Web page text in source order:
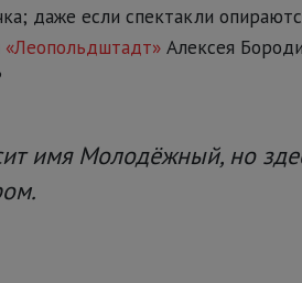
даже если спектакли
«Леопольдштадт»Алексея
имя Молодёжный, но